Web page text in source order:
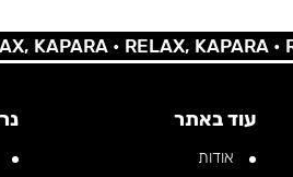
KAPARA •RELAX, KAPARA •
עוד באתר
אודות